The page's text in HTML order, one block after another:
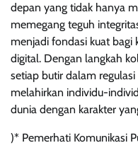
depan yang tidak hanya
memegang teguh
menjadi fondasi kuat bagi
digital. Dengan langkah
setiap butir dalam
melahirkan individu-
dunia dengan karakter
)* Pemerhati Komunikasi